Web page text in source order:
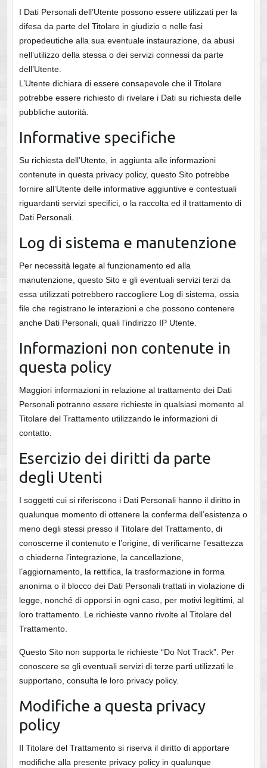
I Dati Personali dell’Utente possono essere utilizzati per la
difesa da parte del Titolare in giudizio o nelle fasi
propedeutiche alla sua eventuale instaurazione, da abusi
nell’utilizzo della stessa o dei servizi connessi da parte
dell’Utente.
L’Utente dichiara di essere consapevole che il Titolare
potrebbe essere richiesto di rivelare i Dati su richiesta delle
pubbliche autorità.
Informative specifiche
Su richiesta dell’Utente, in aggiunta alle informazioni
contenute in questa privacy policy, questo Sito potrebbe
fornire all’Utente delle informative aggiuntive e contestuali
riguardanti servizi specifici, o la raccolta ed il trattamento di
Dati Personali.
Log di sistema e manutenzione
Per necessità legate al funzionamento ed alla
manutenzione, questo Sito e gli eventuali servizi terzi da
essa utilizzati potrebbero raccogliere Log di sistema, ossia
file che registrano le interazioni e che possono contenere
anche Dati Personali, quali l’indirizzo IP Utente.
Informazioni non contenute in
questa policy
Maggiori informazioni in relazione al trattamento dei Dati
Personali potranno essere richieste in qualsiasi momento al
Titolare del Trattamento utilizzando le informazioni di
contatto.
Esercizio dei diritti da parte
degli Utenti
I soggetti cui si riferiscono i Dati Personali hanno il diritto in
qualunque momento di ottenere la conferma dell’esistenza o
meno degli stessi presso il Titolare del Trattamento, di
conoscerne il contenuto e l’origine, di verificarne l’esattezza
o chiederne l’integrazione, la cancellazione,
l’aggiornamento, la rettifica, la trasformazione in forma
anonima o il blocco dei Dati Personali trattati in violazione di
legge, nonché di opporsi in ogni caso, per motivi legittimi, al
loro trattamento. Le richieste vanno rivolte al Titolare del
Trattamento.
Questo Sito non supporta le richieste “Do Not Track”. Per
conoscere se gli eventuali servizi di terze parti utilizzati le
supportano, consulta le loro privacy policy.
Modifiche a questa privacy
policy
Il Titolare del Trattamento si riserva il diritto di apportare
modifiche alla presente privacy policy in qualunque